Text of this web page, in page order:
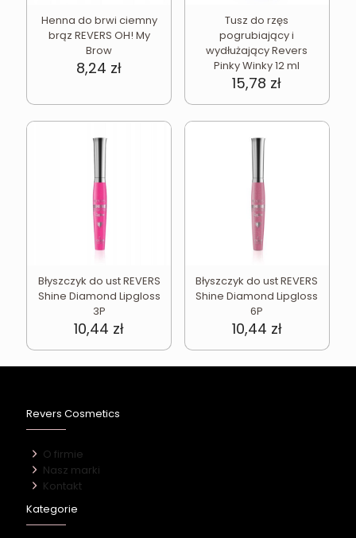
Henna do brwi ciemny
brąz REVERS OH! My
Brow
8,24 zł
Tusz do rzęs
pogrubiający i
wydłużający Revers
Pinky Winky 12 ml
15,78 zł
Błyszczyk do ust REVERS
Shine Diamond Lipgloss
3P
10,44 zł
Błyszczyk do ust REVERS
Shine Diamond Lipgloss
6P
10,44 zł
Revers Cosmetics
O firmie
Nasz marki
Kontakt
Kategorie